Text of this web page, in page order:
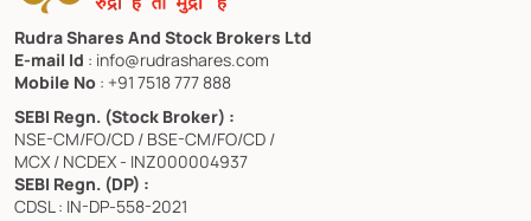
Rudra Shares And Stock Brokers Ltd
E-mail Id : info@rudrashares.com
Mobile No : +91 7518 777 888
SEBI Regn. (Stock Broker) :
NSE-CM/FO/CD / BSE-CM/FO/CD /
MCX / NCDEX - INZ000004937
SEBI Regn. (DP) :
CDSL : IN-DP-558-2021